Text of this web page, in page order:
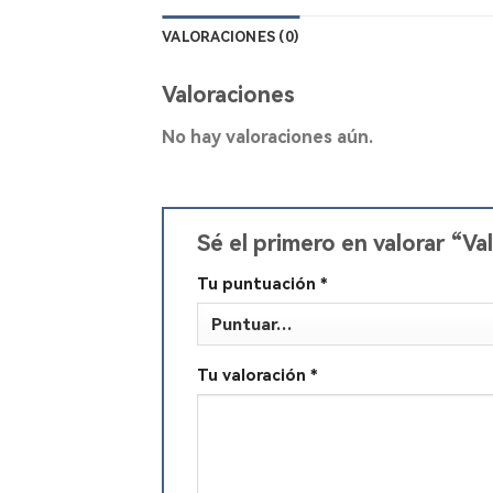
VALORACIONES (0)
Valoraciones
No hay valoraciones aún.
Sé el primero en valorar
Tu puntuación *
Tu valoración *